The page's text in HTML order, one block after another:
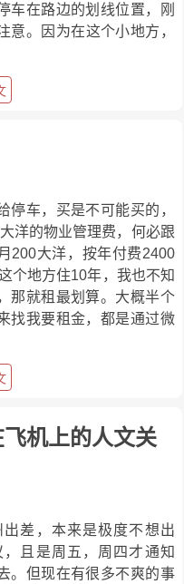
车在路边的划线位置，刚
意。因为在这个小地方，
停车，买是不可能买的，
洋的物业管理费，何必跟
200大洋，按年付费2400
个地方住10年，我也不知
那就租最划算。大概半个
找我要租金，都是通过微
机上的人文关
出差，本来是极度不想出
且是周五，周四才通知
。但现在有很多不爽的事